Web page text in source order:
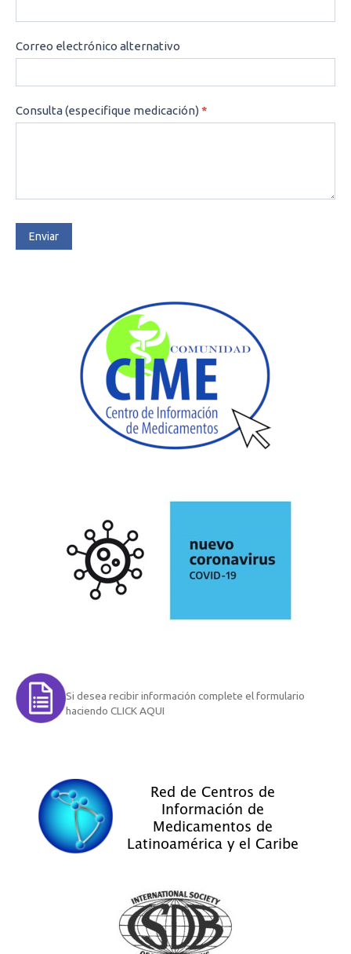
Correo electrónico alternativo
Consulta (especifique medicación)*
Enviar
Si desea recibir información complete el formulario
haciendo CLICK AQUI